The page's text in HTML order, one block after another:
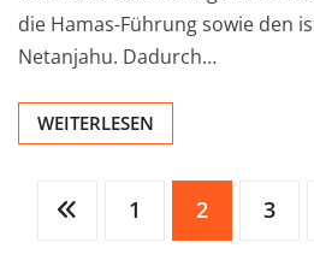
die Hamas-Führung sowie den
Netanjahu. Dadurch…
WEITERLESEN
1 2 3